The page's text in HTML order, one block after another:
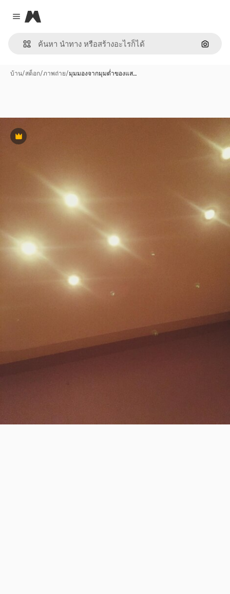
Close menu
Magnific
ค้นหา
บ้าน/สต็อก/ภาพถ่าย/มุมมองจากมุมต่ำของแส…
พรีเมี่ยม